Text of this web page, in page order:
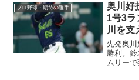
プロ野球・期待の選手
奥川好
1号3ラ
川を支
先発奥川
勝利。
ムリー